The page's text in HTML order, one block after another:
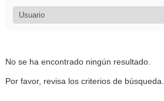
No se ha encontrado ningún resultado.
Por favor, revisa los criterios de búsqueda.